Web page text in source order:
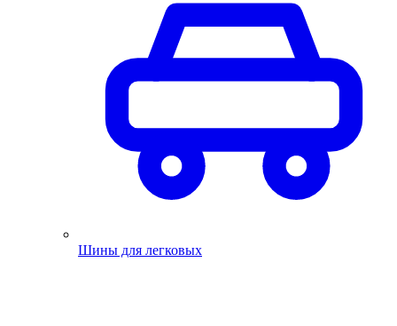
Шины для легковых